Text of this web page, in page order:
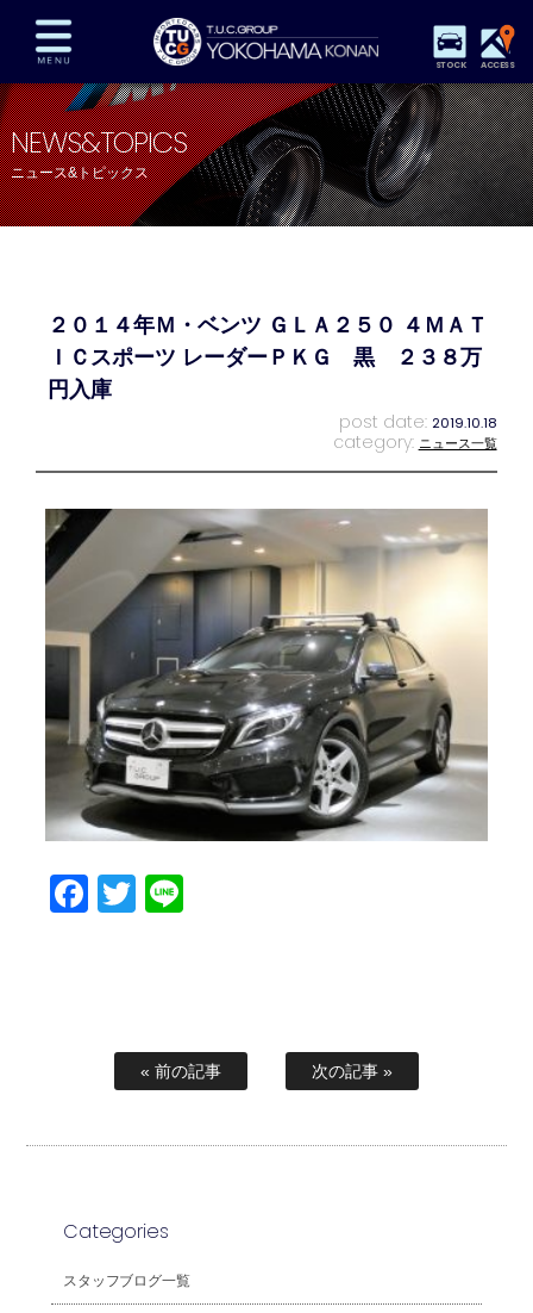
STOCK ACCESS
在庫車両情報 保証&サービス パーツリスト
TUCとは？ 店舗情報 アクセスマップ
全国納車 特別作業 注文販売
プライバシーポリシー スタッフblog 納車blog
NEWS&TOPICS
ニュース&トピックス
２０１４年Ｍ・ベンツ ＧＬＡ２５０ ４ＭＡＴ
ＩＣスポーツ レーダーＰＫＧ 黒 ２３８万
円入庫
post date: 2019.10.18
category: ニュース一覧
Facebook
Twitter
« 前の記事 次の記事 »
Categories
スタッフブログ一覧